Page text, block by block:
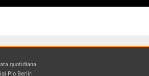
quotidiana
Pio Berliri